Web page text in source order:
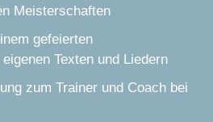
Meisterschaften
gefeierten
Texten und Liedern
zum Trainer und Coach bei